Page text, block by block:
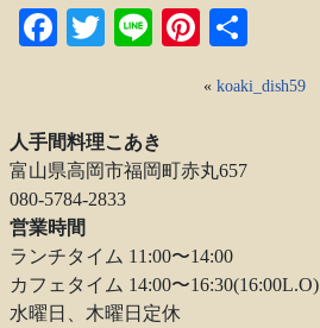
Facebook
TwitterLinePinterest
« koaki_dish59
人手間料理こあき
富山県高岡市福岡町赤丸657
080-5784-2833
営業時間
ランチタイム 11:00〜14:00
カフェタイム 14:00〜16:30(16:00L.O)
水曜日、木曜日定休